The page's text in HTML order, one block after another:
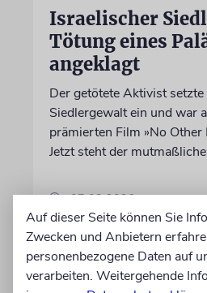
Israelischer
Tötung eines
angeklagt
Der getötete Aktivist setzte
Siedlergewalt ein und war
prämierten Film »No Other
Jetzt steht der
07.08.2026
Auf dieser Seite können Sie
Zwecken und Anbietern
personenbezogene Daten auf
verarbeiten. Weitergehende